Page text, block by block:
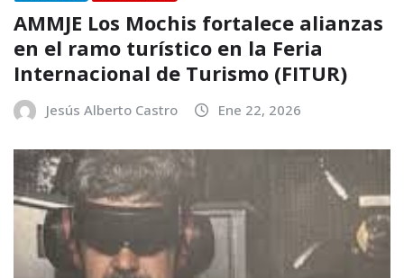
AMMJE Los Mochis fortalece alianzas
en el ramo turístico en la Feria
Internacional de Turismo (FITUR)
Jesús Alberto Castro Ene 22, 2026